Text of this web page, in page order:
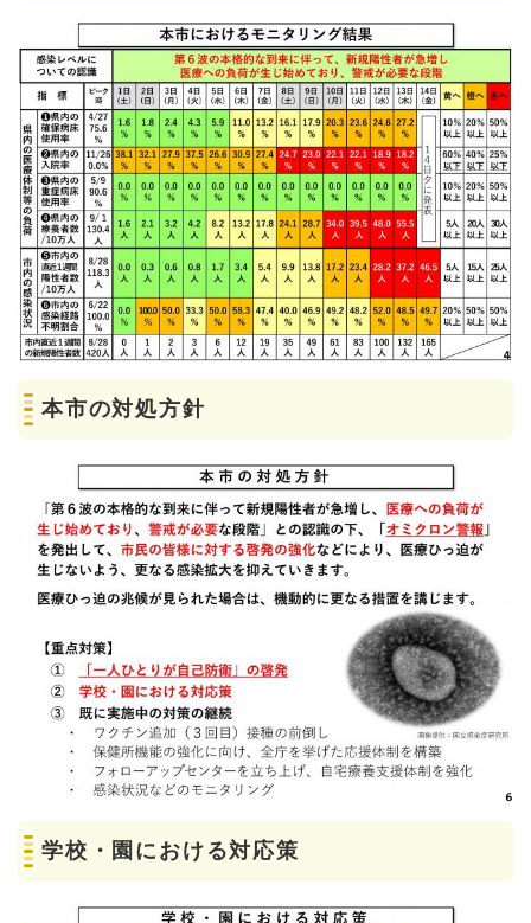
本市の対処方針
学校・園における対応策